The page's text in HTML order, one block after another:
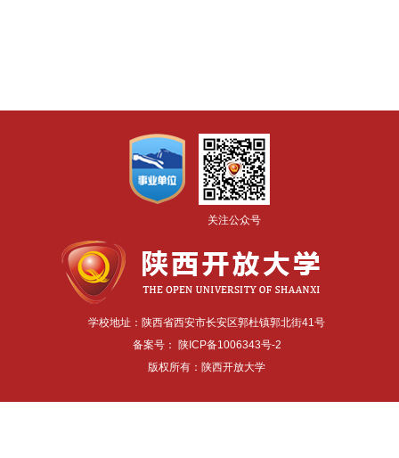
关注公众号
学校地址：陕西省西安市长安区郭杜镇郭北街41号
备案号： 陕ICP备1006343号-2
版权所有：陕西开放大学